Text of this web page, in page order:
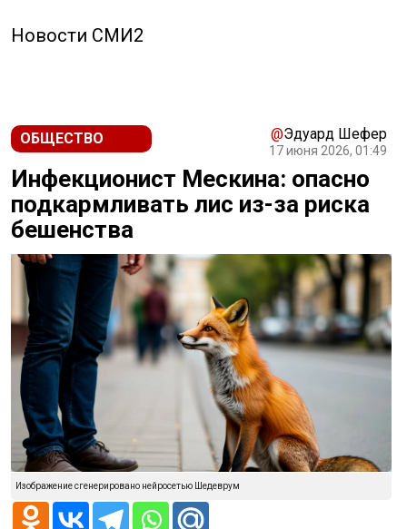
Новости СМИ2
ОБЩЕСТВО @Эдуард Шефер
17 июня 2026, 01:49
Инфекционист Мескина: опасно
подкармливать лис из-за риска
бешенства
Изображение сгенерировано нейросетью Шедеврум